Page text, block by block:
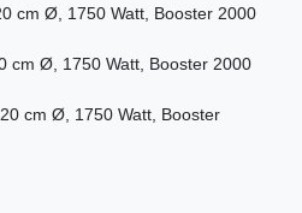
cm Ø, 1750 Watt, Booster 2000
cm Ø, 1750 Watt, Booster 2000
cm Ø, 1750 Watt, Booster